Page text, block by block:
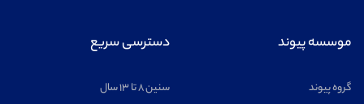
موسسه پیوند
گروه پیوند
دسترسی سریع
سنین ۸ تا ۱۳ سال